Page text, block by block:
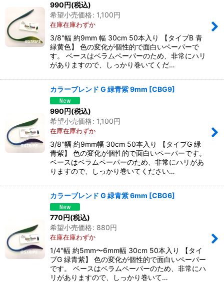
990円(税込)
希望小売価格: 1,100円
在庫在庫わずか
3/8"幅 約9mm 幅 30cm 50本入り 【タイプB 青
緑黄色】 色の変化が個性的で面白いペーパーで
す。 ベースはベラムペーパーのため、非常にハリ
がありますので、しっかり巻いてくだ…
カラーブレンド G 緑青紫 9mm [CBG9]
990円(税込)
希望小売価格: 1,100円
在庫在庫わずか
3/8"幅 約9mm幅 30cm 50本入り 【タイプG 緑
青紫】 色の変化が個性的で面白いペーパーです。
ベースはベラムペーパーのため、非常にハリがあ
りますので、しっかり巻いてください…
カラーブレンド G 緑青紫 6mm [CBG6]
770円(税込)
希望小売価格: 880円
在庫在庫わずか
1/4"幅 約5mm〜6mm幅 30cm 50本入り 【タイ
プG 緑青紫】 色の変化が個性的で面白いペーパー
です。 ベースはベラムペーパーのため、非常にハ
リがありますので、しっかり巻いて…